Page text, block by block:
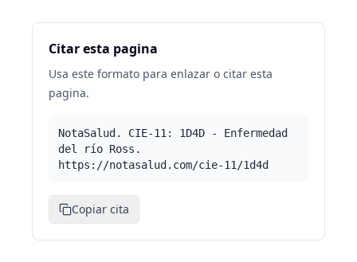
Citar esta pagina
Usa este formato para enlazar o citar esta
pagina.
NotaSalud. CIE-11: 1D4D - Enfermedad
del río Ross.
https://notasalud.com/cie-11/1d4d
Copiar cita